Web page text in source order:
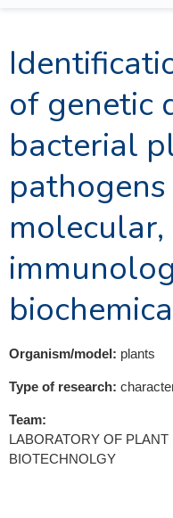
of genetic
bacterial
molecular,
Organism/model: plants
Type of research:
Team:
LABORATORY OF
BIOTECHNOLGY